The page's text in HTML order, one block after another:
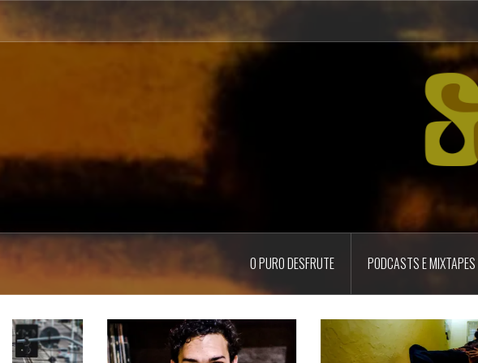
o
O PURO DESFRUTE PODCASTS E MIXTAPES